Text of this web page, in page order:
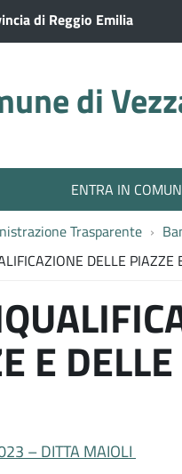
di Reggio Emilia
di
ENTRA IN
Trasparente
DELLE PIAZZE
E
– DITTA MAIOLI